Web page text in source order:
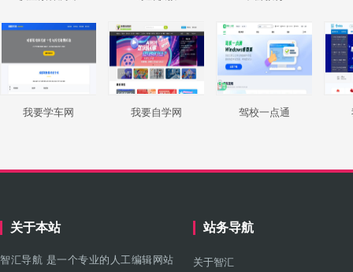
我要学车网 我要自学网 驾校一点通
关于本站
智汇导航 是一个专业的人工编辑网站
站务导航
关于智汇